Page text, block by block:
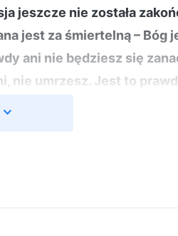
jeszcze nie została
jest za śmiertelną – Bóg
ani nie będziesz się
nie umrzesz. Jest to
zrealizować posłannictwo,